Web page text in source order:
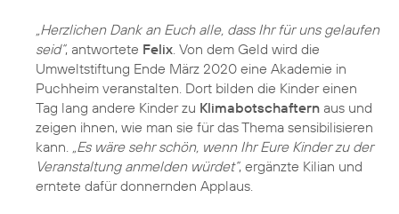
„Herzlichen Dank an Euch alle, dass Ihr für uns gelaufen
seid“, antwortete Felix . Von dem Geld wird die
Umweltstiftung Ende März 2020 eine Akademie in
Puchheim veranstalten. Dort bilden die Kinder einen
Tag lang andere Kinder zu Klimabotschaftern aus und
zeigen ihnen, wie man sie für das Thema sensibilisieren
kann.
„Es wäre sehr schön, wenn Ihr Eure Kinder zu der
Veranstaltung anmelden würdet“, ergänzte Kilian und
erntete dafür donnernden Applaus.